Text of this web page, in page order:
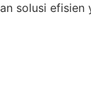
solusi